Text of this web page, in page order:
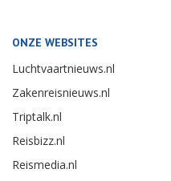
ONZE WEBSITES
Luchtvaartnieuws.nl
Zakenreisnieuws.nl
Triptalk.nl
Reisbizz.nl
Reismedia.nl